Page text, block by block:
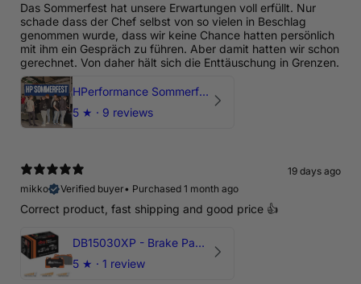
Das Sommerfest hat unsere Erwartungen voll erfüllt. Nur
schade dass der Chef selbst von so vielen in Beschlag
genommen wurde, dass wir keine Chance hatten persönlich
mit ihm ein Gespräch zu führen. Aber damit hatten wir schon
gerechnet. Von daher hält sich die Enttäuschung in Grenzen.
HPerformance Sommerfest 2026
5 ★ · 9 reviews
19 days ago
mikko
Verified buyer• Purchased 1 month ago
Correct product, fast shipping and good price 👍
DB15030XP - Brake Pads Xtreme Performance | Front Axle
5 ★ · 1 review